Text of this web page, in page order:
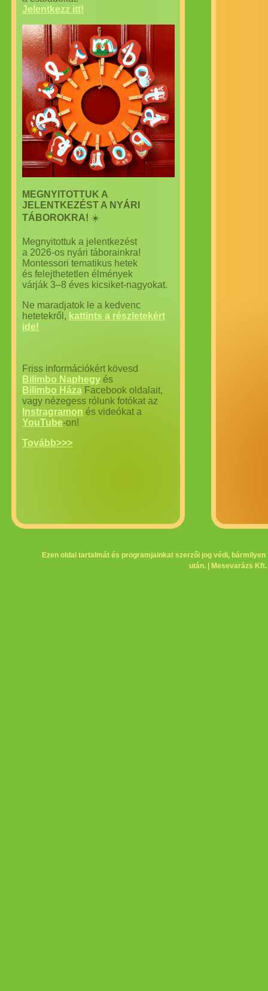
Jelentkezz itt!
MEGNYITOTTUK A
JELENTKEZÉST A NYÁRI
TÁBOROKRA! ☀️
Megnyitottuk a jelentkezést
a 2026-os nyári táborainkra!
Montessori tematikus hetek
és felejthetetlen élmények
várják 3–8 éves kicsiket-nagyokat.
Ne maradjatok le a kedvenc
hetetekről, kattints a részletekért
ide!
Friss információkért kövesd
Bilimbo Naphegy és
Bilimbo Háza Facebook oldalait,
vagy nézegess rólunk fotókat az
Instragramon és videókat a
YouTube-on!
Tovább>>>
Ezen oldal tartalmát és programjainkat szerzői jog védi,
után. | Mesevarázs